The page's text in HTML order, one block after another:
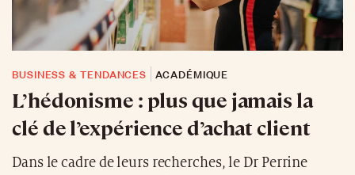
BUSINESS & TENDANCES ACADÉMIQUE
L’hédonisme : plus que jamais la
clé de l’expérience d’achat client
Dans le cadre de leurs recherches, le Dr Perrine